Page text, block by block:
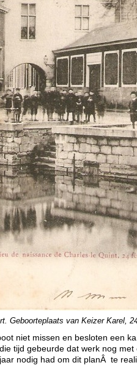
Geboorteplaats van Keizer Karel,
niet missen en besloten een
tijd gebeurde dat werk nog met
nodig had om dit planÂ te